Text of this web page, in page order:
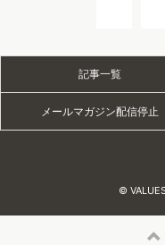
記事一覧
メールマガジン配信停止
©